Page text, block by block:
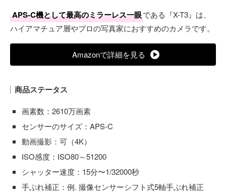
APS-C機として最高のミラーレス一眼である『X-T3』は、
ハイアマチュア層やプロの写真家におすすめのカメラです。
Amazonで詳細を見る
商品ステータス
画素数：2610万画素
センサーのサイズ：APS-C
動画撮影：可（4K）
ISO感度：ISO80～51200
シャッター速度：15分〜1/32000秒
手ぶれ補正：例. 撮像センサーシフト式5軸手ぶれ補正